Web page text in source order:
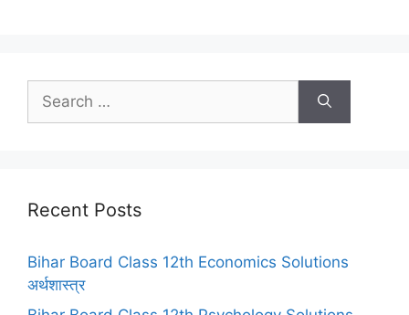
for:
Recent Posts
Bihar Board Class 12th Economics Solutions
अर्थशास्त्र